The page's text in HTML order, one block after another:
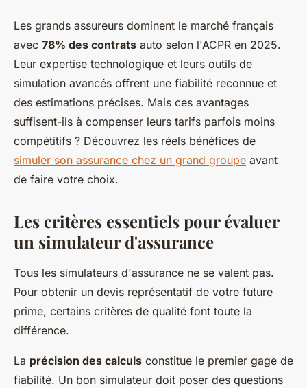
Les grands assureurs dominent le marché français
avec 78% des contrats auto selon l'ACPR en 2025.
Leur expertise technologique et leurs outils de
simulation avancés offrent une fiabilité reconnue et
des estimations précises. Mais ces avantages
suffisent-ils à compenser leurs tarifs parfois moins
compétitifs ? Découvrez les réels bénéfices de
simuler son assurance chez un grand groupe avant
de faire votre choix.
Les critères essentiels pour évaluer
un simulateur d'assurance
Tous les simulateurs d'assurance ne se valent pas.
Pour obtenir un devis représentatif de votre future
prime, certains critères de qualité font toute la
différence.
La précision des calculs constitue le premier gage de
fiabilité. Un bon simulateur doit poser des questions